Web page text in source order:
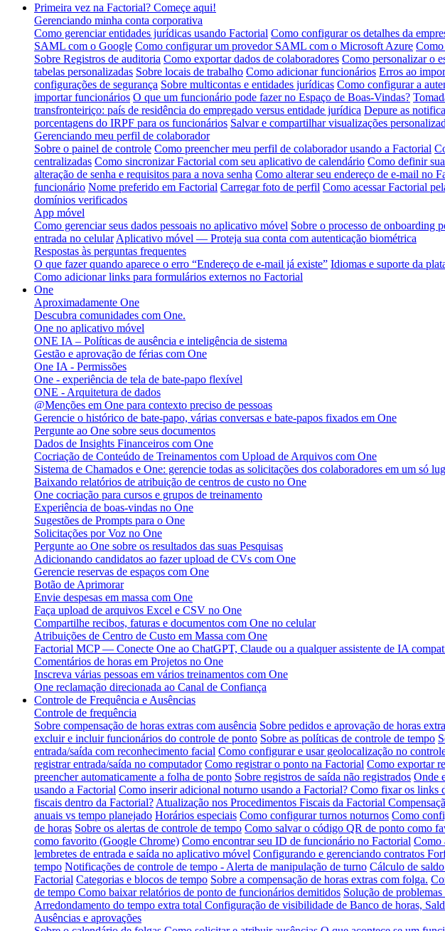
Primeira vez na Factorial? Começe aqui!
Gerenciando minha conta corporativa
Como gerenciar entidades jurídicas usando Factorial Como configurar os detalhes da
SAML com o Google Como configurar um provedor SAML com o Microsoft Azure
Sobre Registros de auditoria Como exportar dados de colaboradores Como personalizar o
tabelas personalizadas Sobre locais de trabalho Como adicionar funcionários Erros ao
configurações de segurança Sobre multicontas e entidades jurídicas Como configurar a
importar funcionários O que um funcionário pode fazer no Espaço de Boas-Vindas?
transfronteiriço: país de residência do empregado versus entidade jurídica Depure as
porcentagens do IRPF para os funcionários Salvar e compartilhar visualizações
Gerenciando meu perfil de colaborador
Sobre o painel de controle Como preencher meu perfil de colaborador usando a Factorial
centralizadas Como sincronizar Factorial com seu aplicativo de calendário Como definir
alteração de senha e requisitos para a nova senha Como alterar seu endereço de e-mail no
funcionário Nome preferido em Factorial Carregar foto de perfil Como acessar Factorial
domínios verificados
App móvel
Como gerenciar seus dados pessoais no aplicativo móvel Sobre o processo de onboarding
entrada no celular Aplicativo móvel — Proteja sua conta com autenticação biométrica
Respostas às perguntas frequentes
O que fazer quando aparece o erro “Endereço de e-mail já existe” Idiomas e suporte da
Como adicionar links para formulários externos no Factorial
One
Aproximadamente One
Descubra comunidades com One.
One no aplicativo móvel
ONE IA – Políticas de ausência e inteligência de sistema
Gestão e aprovação de férias com One
One IA - Permissões
One - experiência de tela de bate-papo flexível
ONE - Arquitetura de dados
@Menções em One para contexto preciso de pessoas
Gerencie o histórico de bate-papo, várias conversas e bate-papos fixados em One
Pergunte ao One sobre seus documentos
Dados de Insights Financeiros com One
Cocriação de Conteúdo de Treinamentos com Upload de Arquivos com One
Sistema de Chamados e One: gerencie todas as solicitações dos colaboradores em um só
Baixando relatórios de atribuição de centros de custo no One
One cocriação para cursos e grupos de treinamento
Experiência de boas-vindas no One
Sugestões de Prompts para o One
Solicitações por Voz no One
Pergunte ao One sobre os resultados das suas Pesquisas
Adicionando candidatos ao fazer upload de CVs com One
Gerencie reservas de espaços com One
Botão de Aprimorar
Envie despesas em massa com One
Faça upload de arquivos Excel e CSV no One
Compartilhe recibos, faturas e documentos com One no celular
Atribuições de Centro de Custo em Massa com One
Factorial MCP — Conecte One ao ChatGPT, Claude ou a qualquer assistente de IA
Comentários de horas em Projetos no One
Inscreva várias pessoas em vários treinamentos com One
One reclamação direcionada ao Canal de Confiança
Controle de Frequência e Ausências
Controle de frequência
Sobre compensação de horas extras com ausência Sobre pedidos e aprovação de horas
excluir e incluir funcionários do controle de ponto Sobre as políticas de controle de tempo
entrada/saída com reconhecimento facial Como configurar e usar geolocalização no
registrar entrada/saída no computador Como registrar o ponto na Factorial Como exportar
preencher automaticamente a folha de ponto Sobre registros de saída não registrados Onde
usando a Factorial Como inserir adicional noturno usando a Factorial? Como fixar os links
fiscais dentro da Factorial? Atualização nos Procedimentos Fiscais da Factorial
anuais vs tempo planejado Horários especiais Como configurar turnos noturnos Como
de horas Sobre os alertas de controle de tempo Como salvar o código QR de ponto como
como favorito (Google Chrome) Como encontrar seu ID de funcionário no Factorial Como
lembretes de entrada e saída no aplicativo móvel Configurando e gerenciando contratos
tempo Notificações de controle de tempo - Alerta de manipulação de turno Cálculo de
Factorial Categorias e blocos de tempo Sobre a compensação de horas extras com folga.
de tempo Como baixar relatórios de ponto de funcionários demitidos Solução de
Arredondamento do tempo extra total Configuração de visibilidade de Banco de horas,
Ausências e aprovações